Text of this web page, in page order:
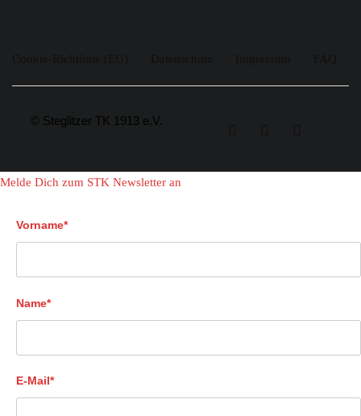
© Steglitzer TK 1913 e.V.
Melde Dich zum STK Newsletter an
Vorname*
Name*
E-Mail*